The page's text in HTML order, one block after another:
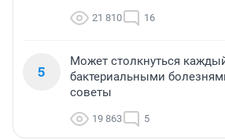
21 810 16
5
Может столкнуться
бактериальными
советы
19 863 5